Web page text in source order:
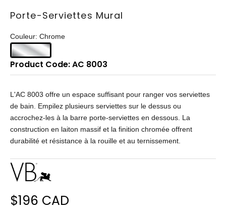
Porte-Serviettes Mural
Product Code: AC 8003
L'AC 8003 offre un espace suffisant pour ranger vos serviettes
de bain. Empilez plusieurs serviettes sur le dessus ou
accrochez-les à la barre porte-serviettes en dessous. La
construction en laiton massif et la finition chromée offrent
durabilité et résistance à la rouille et au ternissement.
Prix de vente
$196 CAD
Couleur: Chrome